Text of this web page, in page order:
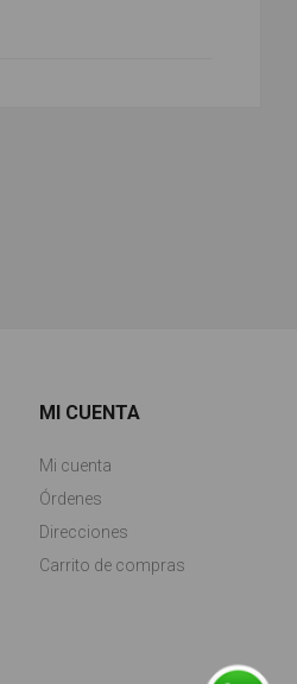
MI CUENTA
Mi cuenta
Órdenes
Direcciones
Carrito de compras